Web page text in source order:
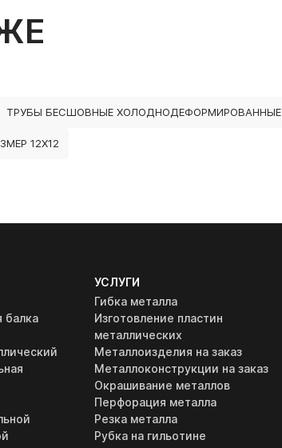
ТРУБЫ БЕСШОВНЫЕ ХОЛОДНОДЕФОРМИРОВАННЫЕ
12Х12
балка
УСЛУГИ
Гибка металла
Изготовление пластин
металлических
Металлоизделия на заказ
Металлоконструкции на заказ
Окрашивание металлов
Перфорация металла
Резка металла
Рубка на гильотине